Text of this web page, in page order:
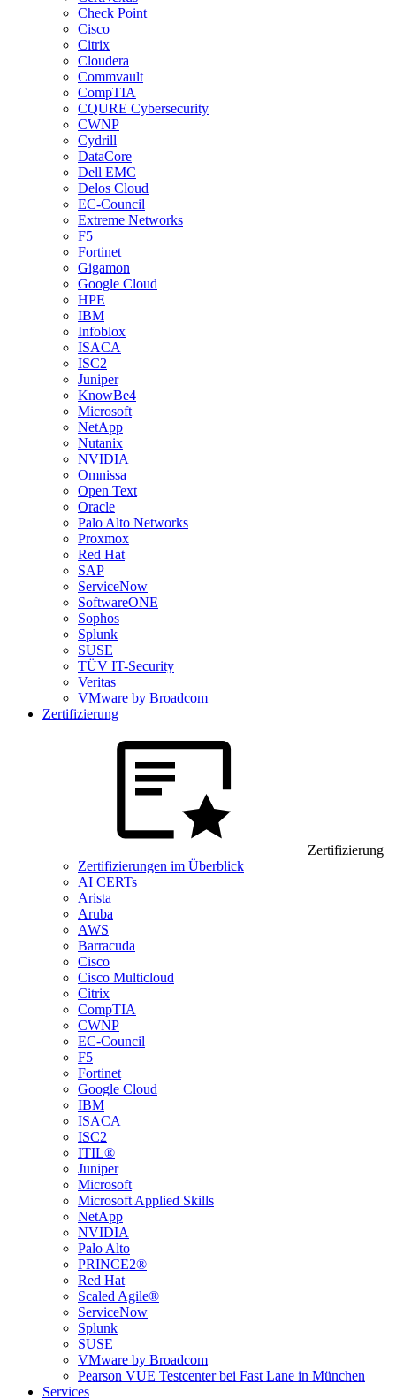
Check Point
Cisco
Citrix
Cloudera
Commvault
CompTIA
CQURE Cybersecurity
CWNP
Cydrill
DataCore
Dell EMC
Delos Cloud
EC-Council
Extreme Networks
F5
Fortinet
Gigamon
Google Cloud
HPE
IBM
Infoblox
ISACA
ISC2
Juniper
KnowBe4
Microsoft
NetApp
Nutanix
NVIDIA
Omnissa
Open Text
Oracle
Palo Alto Networks
Proxmox
Red Hat
SAP
ServiceNow
SoftwareONE
Sophos
Splunk
SUSE
TÜV IT-Security
Veritas
VMware by Broadcom
Zertifizierung
Zertifizierung
Zertifizierungen im Überblick
AI CERTs
Arista
Aruba
AWS
Barracuda
Cisco
Cisco Multicloud
Citrix
CompTIA
CWNP
EC-Council
F5
Fortinet
Google Cloud
IBM
ISACA
ISC2
ITIL®
Juniper
Microsoft
Microsoft Applied Skills
NetApp
NVIDIA
Palo Alto
PRINCE2®
Red Hat
Scaled Agile®
ServiceNow
Splunk
SUSE
VMware by Broadcom
Pearson VUE Testcenter bei Fast Lane in München
Services